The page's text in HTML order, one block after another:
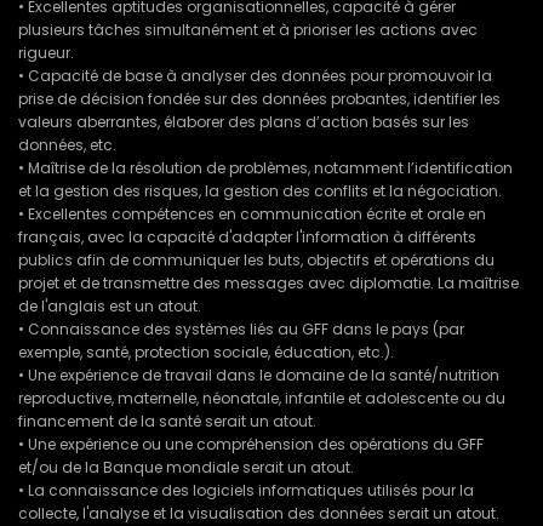
• Excellentes aptitudes organisationnelles, capacité à gérer
plusieurs tâches simultanément et à prioriser les actions avec
rigueur.
• Capacité de base à analyser des données pour promouvoir la
prise de décision fondée sur des données probantes, identifier les
valeurs aberrantes, élaborer des plans d’action basés sur les
données, etc.
• Maîtrise de la résolution de problèmes, notamment l’identification
et la gestion des risques, la gestion des conflits et la négociation.
• Excellentes compétences en communication écrite et orale en
français, avec la capacité d'adapter l'information à différents
publics afin de communiquer les buts, objectifs et opérations du
projet et de transmettre des messages avec diplomatie. La maîtrise
de l'anglais est un atout.
• Connaissance des systèmes liés au GFF dans le pays (par
exemple, santé, protection sociale, éducation, etc.).
• Une expérience de travail dans le domaine de la santé/nutrition
reproductive, maternelle, néonatale, infantile et adolescente ou du
financement de la santé serait un atout.
• Une expérience ou une compréhension des opérations du GFF
et/ou de la Banque mondiale serait un atout.
• La connaissance des logiciels informatiques utilisés pour la
collecte, l'analyse et la visualisation des données serait un atout.